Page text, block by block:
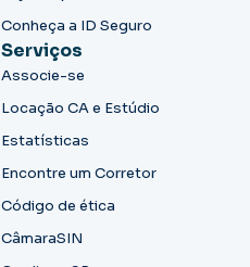
Conheça a ID Seguro
Serviços
Associe-se
Locação CA e Estúdio
Estatísticas
Encontre um Corretor
Código de ética
CâmaraSIN